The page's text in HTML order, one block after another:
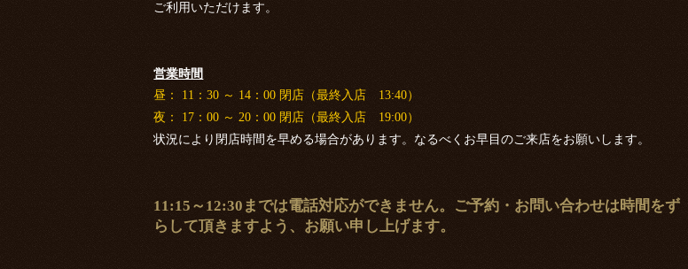
ご利用いただけます。
営業時間
昼： 11：30 ～ 14：00 閉店（最終入店 13:40）
夜： 17：00 ～ 20：00 閉店（最終入店 19:00）
状況により閉店時間を早める場合があります。なるべくお早目のご来店をお願いします。
11:15～12:30までは電話対応ができません。ご予約・お問い合わせは時間をず
らして頂きますよう、お願い申し上げます。